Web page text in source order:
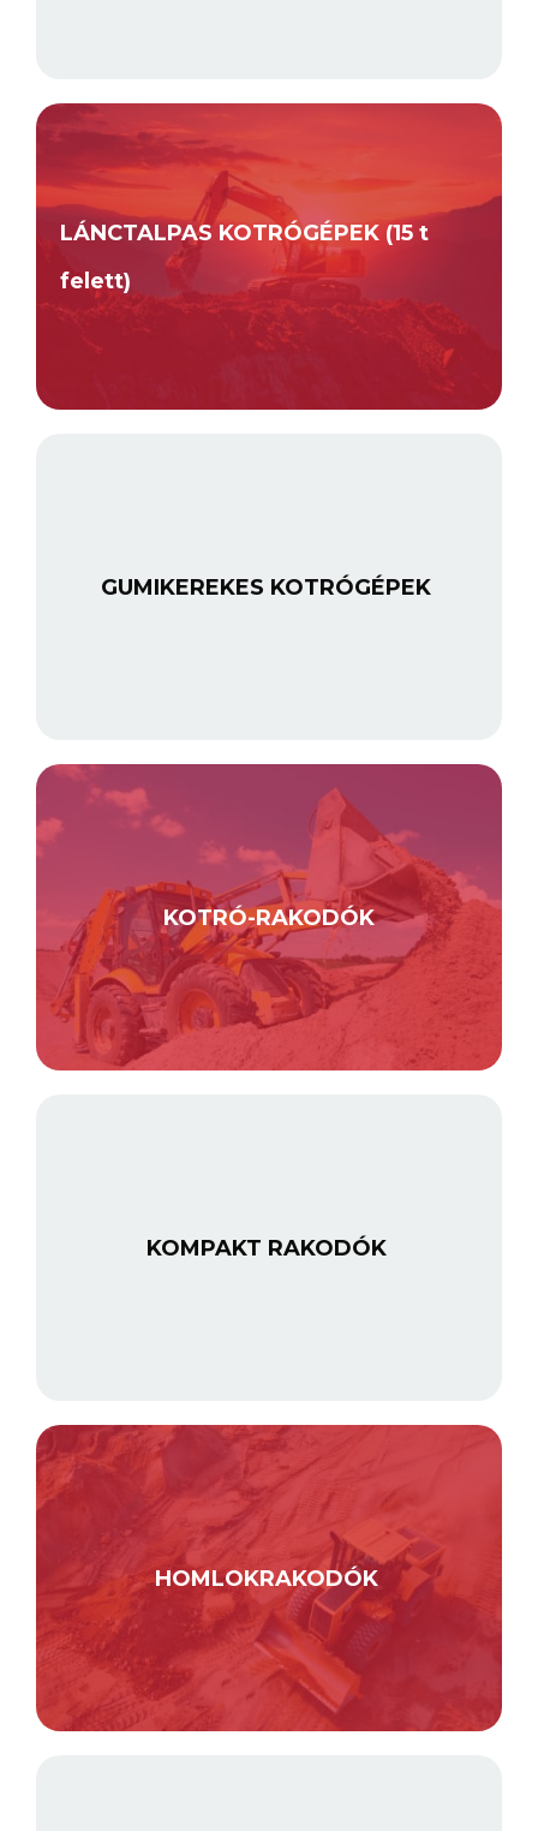
LÁNCTALPAS KOTRÓGÉPEK (15 t
felett)
GUMIKEREKES KOTRÓGÉPEK
KOTRÓ-RAKODÓK
KOMPAKT RAKODÓK
HOMLOKRAKODÓK